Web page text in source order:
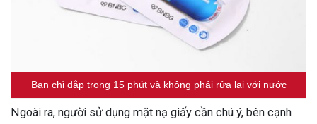
Bạn chỉ đắp trong 15 phút và không phải rửa lại với nước
Ngoài ra, người sử dụng mặt nạ giấy cần chú ý, bên cạnh